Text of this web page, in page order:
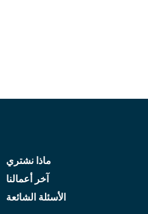
ماذا نشتري
آخر أعمالنا
الأسئلة الشائعة